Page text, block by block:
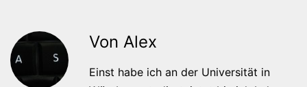
Von Alex
Einst habe ich an der Universität in